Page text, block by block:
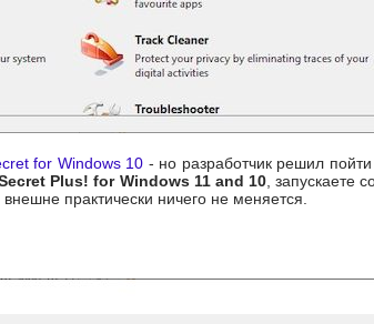
for Windows 10 - но разработчик решил
Plus! for Windows 11 and 10, запускаете
практически ничего не меняется.